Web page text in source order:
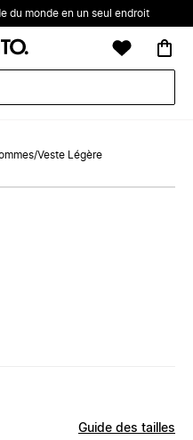
du monde en un seul endroit
/Veste Légère
Guide des tailles